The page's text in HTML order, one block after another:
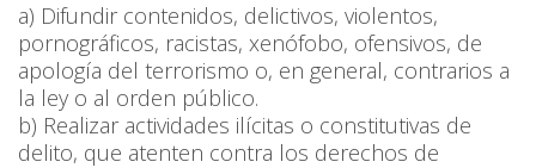
a) Difundir contenidos, delictivos, violentos,
pornográficos, racistas, xenófobo, ofensivos, de
apología del terrorismo o, en general, contrarios a
la ley o al orden público.
b) Realizar actividades ilícitas o constitutivas de
delito, que atenten contra los derechos de